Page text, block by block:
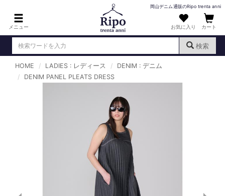
メニュー
岡山デニム通販のRipo trenta anni
お気に入り カート
検索
ログイン （新規会員登録 ）
TOPS : トップス
T-SHIRT : Tシャツ
HOME LADIES : レディース
DENIM : デニム
DENIM PANEL PLEATS DRESS